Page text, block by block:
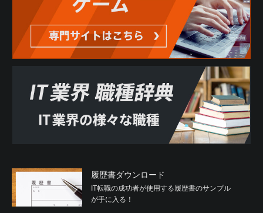
履歴書ダウンロード
IT転職の成功者が使用する履歴書のサンプル
が手に入る！